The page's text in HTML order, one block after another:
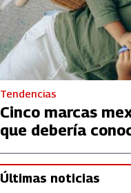
Tendencias
Cinco marcas
que debería
Últimas noticias